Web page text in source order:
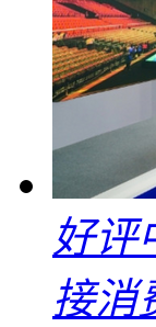
好评
接消